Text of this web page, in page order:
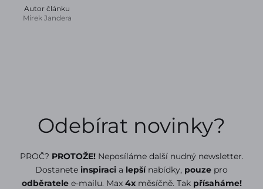
Autor článku
Mirek Jandera
Odebírat novinky?
PROČ? PROTOŽE! Neposíláme další nudný newsletter.
Dostanete inspiraci a lepšínabídky, pouze pro
odběratelee-mailu. Max 4xměsíčně. Tak přísaháme!